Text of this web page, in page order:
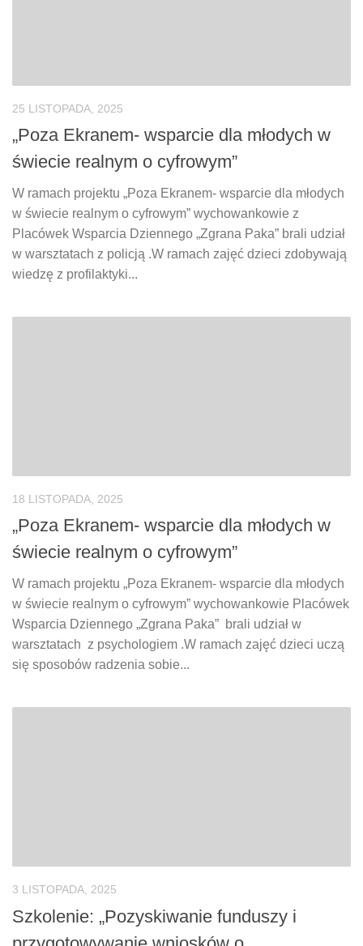
25 LISTOPADA, 2025
„Poza Ekranem- wsparcie dla młodych w
świecie realnym o cyfrowym”
W ramach projektu „Poza Ekranem- wsparcie dla młodych
w świecie realnym o cyfrowym” wychowankowie z
Placówek Wsparcia Dziennego „Zgrana Paka” brali udział
w warsztatach z policją .W ramach zajęć dzieci zdobywają
wiedzę z profilaktyki...
18 LISTOPADA, 2025
„Poza Ekranem- wsparcie dla młodych w
świecie realnym o cyfrowym”
W ramach projektu „Poza Ekranem- wsparcie dla młodych
w świecie realnym o cyfrowym” wychowankowie Placówek
Wsparcia Dziennego „Zgrana Paka” brali udział w
warsztatach z psychologiem .W ramach zajęć dzieci uczą
się sposobów radzenia sobie...
3 LISTOPADA, 2025
Szkolenie: „Pozyskiwanie funduszy i